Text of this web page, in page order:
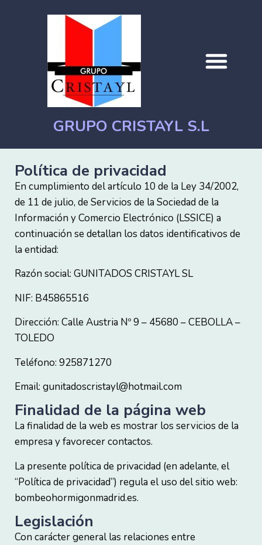
GRUPO CRISTAYL S.L
Política de privacidad
En cumplimiento del artículo 10 de la Ley 34/2002,
de 11 de julio, de Servicios de la Sociedad de la
Información y Comercio Electrónico (LSSICE) a
continuación se detallan los datos identificativos de
la entidad:
Razón social: GUNITADOS CRISTAYL SL
NIF: B45865516
Dirección: Calle Austria Nº 9 – 45680 – CEBOLLA –
TOLEDO
Teléfono: 925871270
Email: gunitadoscristayl@hotmail.com
Finalidad de la página web
La finalidad de la web es mostrar los servicios de la
empresa y favorecer contactos.
La presente política de privacidad (en adelante, el
“Política de privacidad”) regula el uso del sitio web:
bombeohormigonmadrid.es.
Legislación
Con carácter general las relaciones entre